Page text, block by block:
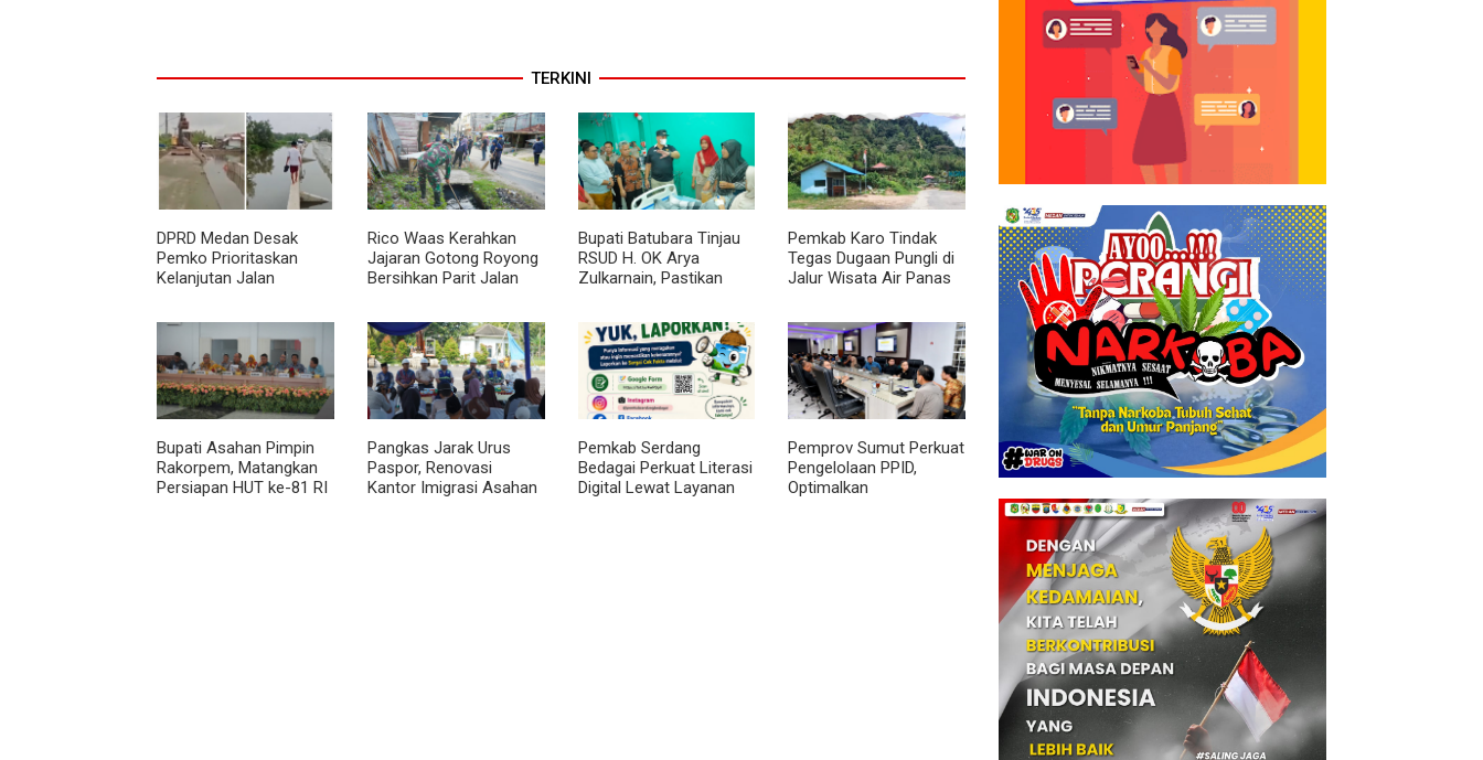
TERKINI
DPRD Medan Desak
Pemko Prioritaskan
Kelanjutan Jalan
Mangkrak
Rico Waas Kerahkan
Jajaran Gotong Royong
Bersihkan Parit Jalan
Sedimentasi Tebal
Bupati Batubara Tinjau
RSUD H. OK Arya
Zulkarnain, Pastikan
Masyarakat Terus
Ditingkatkan
Pemkab Karo Tindak
Tegas Dugaan Pungli di
Jalur Wisata Air Panas
Doulu
Bupati Asahan Pimpin
Rakorpem, Matangkan
Persiapan HUT ke-81 RI
Pangkas Jarak Urus
Paspor, Renovasi
Kantor Imigrasi Asahan
Pemkab Serdang
Bedagai Perkuat Literasi
Digital Lewat Layanan
Pemprov Sumut Perkuat
Pengelolaan PPID,
Optimalkan